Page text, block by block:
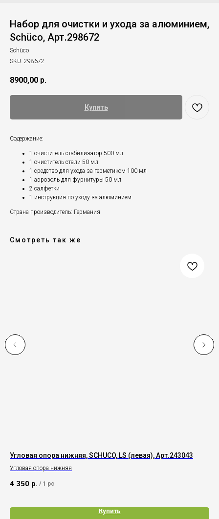
Набор для очистки и ухода за алюминием,
Schüco, Арт.298672
Schüco
SKU: 298672
8900,00 р.
Купить
Содержание:
1 очиститель-стабилизатор 500 мл
1 очиститель стали 50 мл
1 средство для ухода за герметиком 100 мл
1 аэрозоль для фурнитуры 50 мл
2 салфетки
1 инструкция по уходу за алюминием
Страна производитель: Германия
Смотреть так же
Угловая опора нижняя, SCHUCO, LS (левая), Арт.243043
Угловая опора нижняя
4 350 р. / 1 pc
Купить